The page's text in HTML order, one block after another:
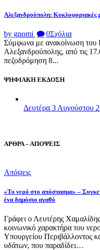
Αλεξανδρούπολη: Κυκλοφοριακές
by gnomi 0Σχόλια
Σύμφωνα με ανακοίνωση του
Αλεξανδρούπολης, από τις
πεζοδρόμηση 8...
ΨΗΦΙΑΚΗ ΕΚΔΟΣΗ
Δευτέρα 3 Αυγούστου
ΑΡΘΡΑ – ΑΠΟΨΕΙΣ
Απόψεις
«Το νερό στο απόσπασμα» –
ένα δημόσιο αγαθό
Γράφει ο Λευτέρης
κοινωνικό χαρακτήρα του
Υπουργείου Περιβάλλοντος
υδάτων, που παραδίδει…